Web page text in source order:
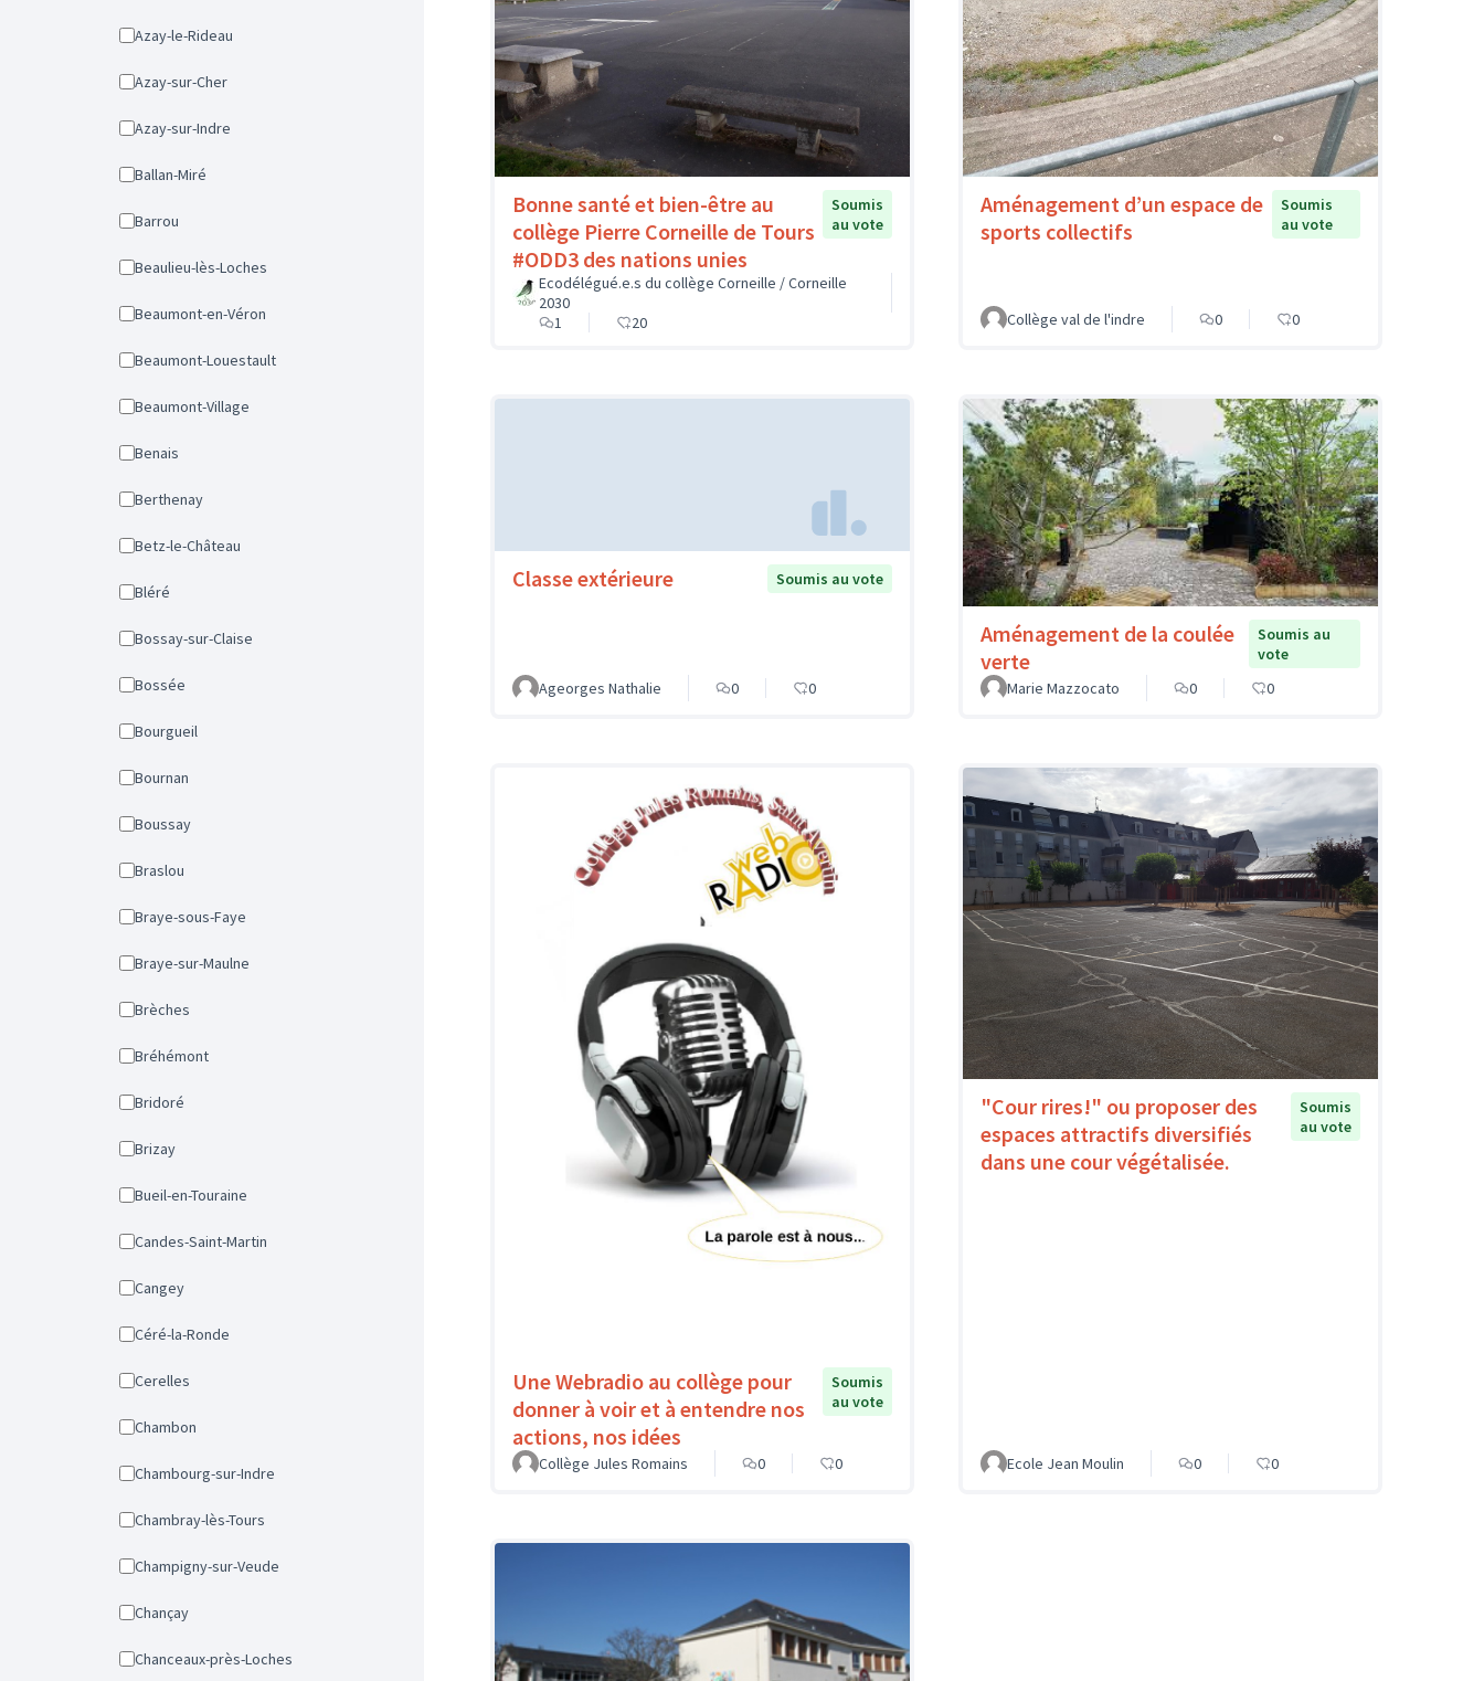
Azay-le-Rideau
Azay-sur-Cher
Azay-sur-Indre
Ballan-Miré
Barrou
Beaulieu-lès-Loches
Beaumont-en-Véron
Beaumont-Louestault
Beaumont-Village
Benais
Berthenay
Betz-le-Château
Bléré
Bossay-sur-Claise
Bossée
Bourgueil
Bournan
Boussay
Braslou
Braye-sous-Faye
Braye-sur-Maulne
Brèches
Bréhémont
Bridoré
Brizay
Bueil-en-Touraine
Candes-Saint-Martin
Cangey
Céré-la-Ronde
Cerelles
Chambon
Chambourg-sur-Indre
Chambray-lès-Tours
Champigny-sur-Veude
Chançay
Chanceaux-près-Loches
Bonne santé et bien-être au
collège Pierre Corneille de Tours
#ODD3 des nations unies
Soumis
au vote
Ecodélégué.e.s du collège Corneille / Corneille
2030
1
20
Aménagement d’un espace de
sports collectifs
Soumis
au vote
Collège val de l'indre 0 0
Classe extérieure Soumis au vote
Ageorges Nathalie 0 0
Aménagement de la coulée
verte
Soumis au
vote
Marie Mazzocato
0 0
Une Webradio au collège pour
donner à voir et à entendre nos
actions, nos idées
Soumis
au vote
Collège Jules Romains 0 0
"Cour rires!" ou proposer des
espaces attractifs diversifiés
dans une cour végétalisée.
Soumis
au vote
Ecole Jean Moulin 0 0